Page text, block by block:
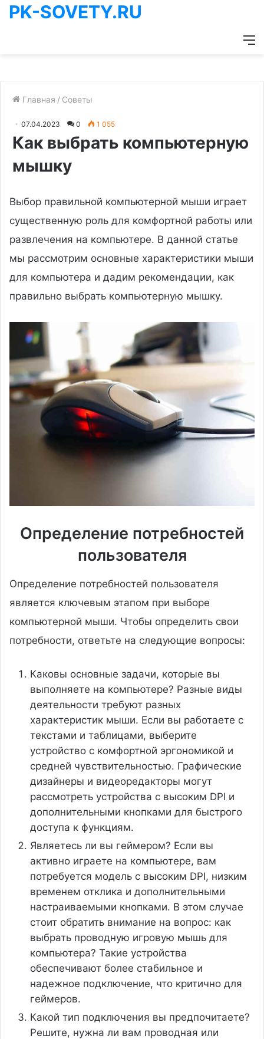
PK-SOVETY.RU
Главная / Советы
07.04.2023 0 1 055
Как выбрать компьютерную
мышку
Выбор правильной компьютерной мыши играет
существенную роль для комфортной работы или
развлечения на компьютере. В данной статье
мы рассмотрим основные характеристики мыши
для компьютера и дадим рекомендации, как
правильно выбрать компьютерную мышку.
Определение потребностей
пользователя
Определение потребностей пользователя
является ключевым этапом при выборе
компьютерной мыши. Чтобы определить свои
потребности, ответьте на следующие вопросы:
Каковы основные задачи, которые вы
выполняете на компьютере? Разные виды
деятельности требуют разных
характеристик мыши. Если вы работаете с
текстами и таблицами, выберите
устройство с комфортной эргономикой и
средней чувствительностью. Графические
дизайнеры и видеоредакторы могут
рассмотреть устройства с высоким DPI и
дополнительными кнопками для быстрого
доступа к функциям.
Являетесь ли вы геймером? Если вы
активно играете на компьютере, вам
потребуется модель с высоким DPI, низким
временем отклика и дополнительными
настраиваемыми кнопками. В этом случае
стоит обратить внимание на вопрос: как
выбрать проводную игровую мышь для
компьютера? Такие устройства
обеспечивают более стабильное и
надежное подключение, что критично для
геймеров.
Какой тип подключения вы предпочитаете?
Решите, нужна ли вам проводная или